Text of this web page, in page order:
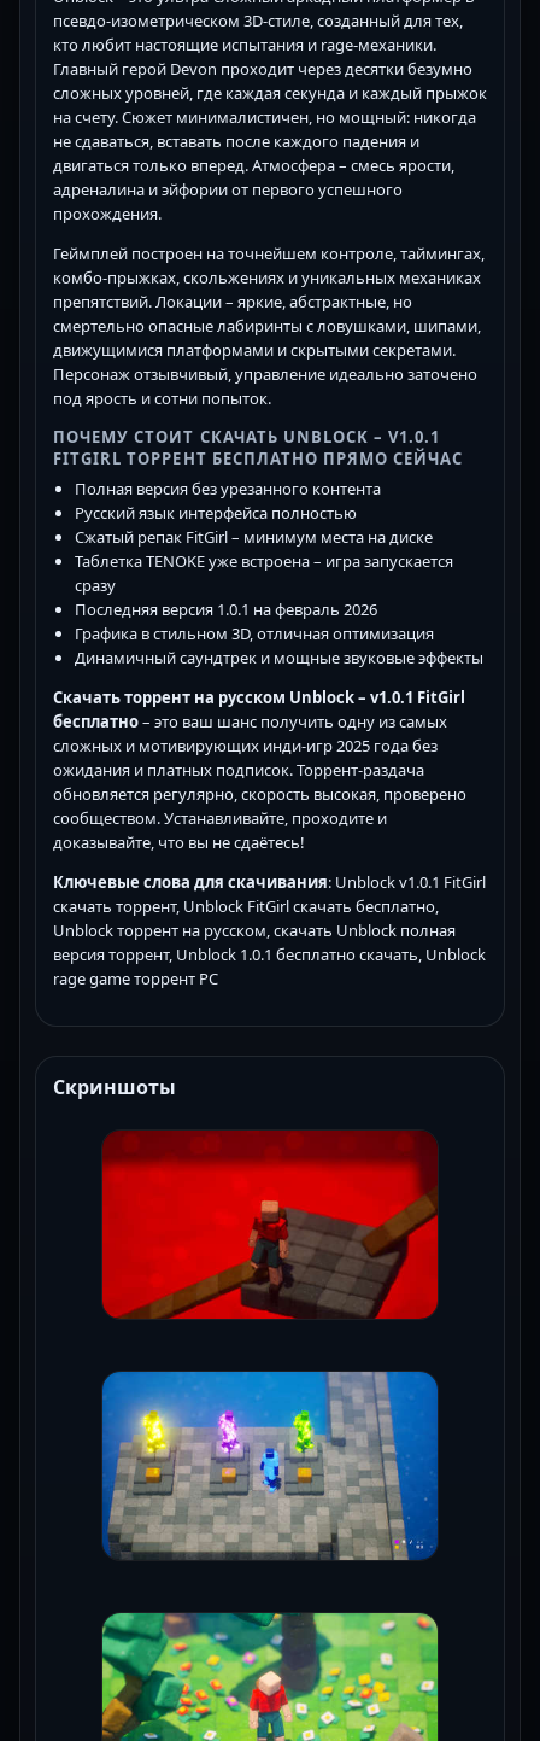
псевдо-изометрическом 3D-стиле, созданный для тех,
кто любит настоящие испытания и rage-механики.
Главный герой Devon проходит через десятки безумно
сложных уровней, где каждая секунда и каждый прыжок
на счету. Сюжет минималистичен, но мощный: никогда
не сдаваться, вставать после каждого падения и
двигаться только вперед. Атмосфера – смесь ярости,
адреналина и эйфории от первого успешного
прохождения.
Геймплей построен на точнейшем контроле, таймингах,
комбо-прыжках, скольжениях и уникальных механиках
препятствий. Локации – яркие, абстрактные, но
смертельно опасные лабиринты с ловушками, шипами,
движущимися платформами и скрытыми секретами.
Персонаж отзывчивый, управление идеально заточено
под ярость и сотни попыток.
ПОЧЕМУ СТОИТ СКАЧАТЬ UNBLOCK – V1.0.1
FITGIRL ТОРРЕНТ БЕСПЛАТНО ПРЯМО СЕЙЧАС
Полная версия без урезанного контента
Русский язык интерфейса полностью
Сжатый репак FitGirl – минимум места на диске
Таблетка TENOKE уже встроена – игра запускается
сразу
Последняя версия 1.0.1 на февраль 2026
Графика в стильном 3D, отличная оптимизация
Динамичный саундтрек и мощные звуковые эффекты
Скачать торрент на русском Unblock – v1.0.1 FitGirl
бесплатно– это ваш шанс получить одну из самых
сложных и мотивирующих инди-игр 2025 года без
ожидания и платных подписок. Торрент-раздача
обновляется регулярно, скорость высокая, проверено
сообществом. Устанавливайте, проходите и
доказывайте, что вы не сдаётесь!
Ключевые слова для скачивания: Unblock v1.0.1 FitGirl
скачать торрент, Unblock FitGirl скачать бесплатно,
Unblock торрент на русском, скачать Unblock полная
версия торрент, Unblock 1.0.1 бесплатно скачать, Unblock
rage game торрент PC
Скриншоты